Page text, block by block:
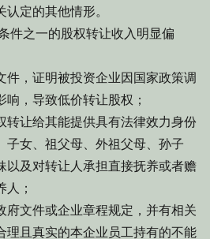
定的其他情形。
之一的股权转让收入明显偏
，证明被投资企业因国家政策调
，导致低价转让股权；
让给其能提供具有法律效力身份
子女、祖父母、外祖父母、孙子
以及对转让人承担直接抚养或者赡
；
文件或企业章程规定，并有相关
理且真实的本企业员工持有的不能